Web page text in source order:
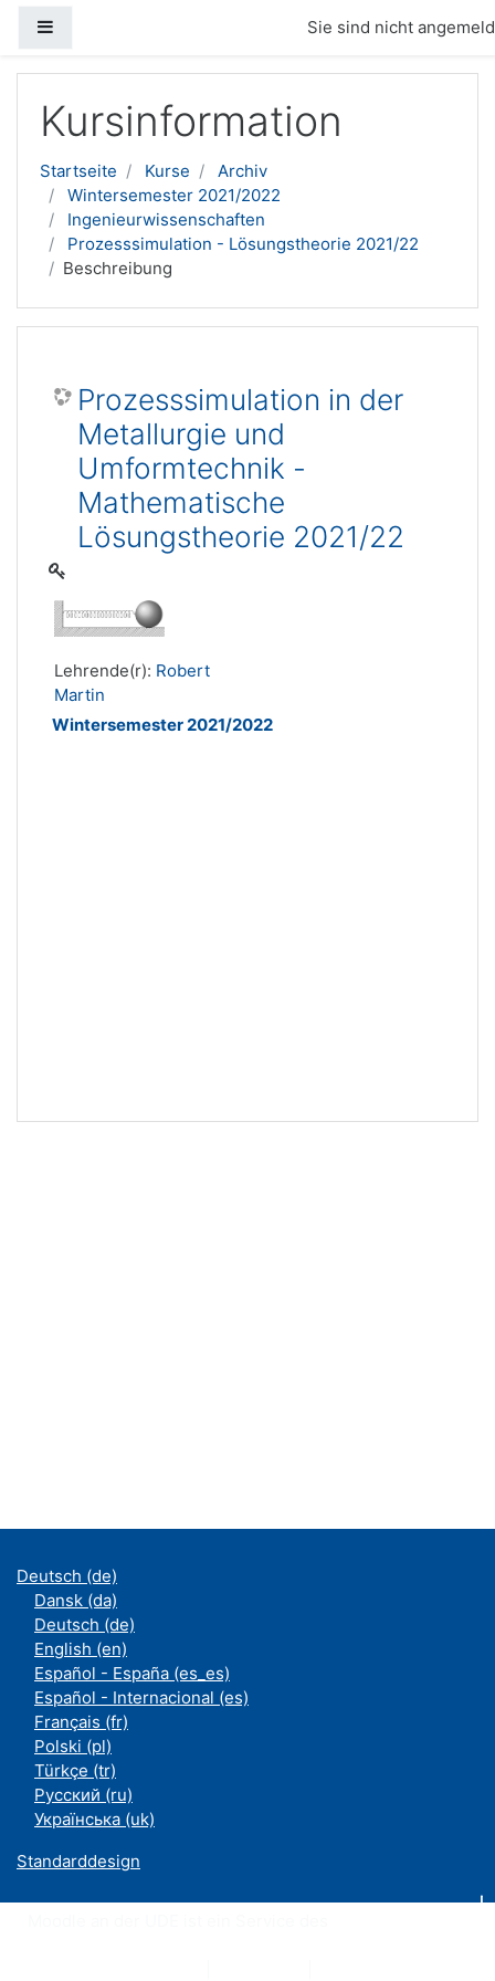
Sie sind nicht
Kursinformation
Startseite Kurse
Archiv
Wintersemester 2021/2022
Ingenieurwissenschaften
Prozesssimulation - Lösungstheorie 2021/22
Beschreibung
Prozesssimulation in der
Metallurgie und
Umformtechnik -
Mathematische
Lösungstheorie 2021/22
Lehrende(r): Robert
Martin
Wintersemester 2021/2022
Deutsch ‎(de)‎
Dansk ‎(da)‎
Deutsch ‎(de)‎
English ‎(en)‎
Español - España ‎(es_es)‎
Español - Internacional ‎(es)‎
Français ‎(fr)‎
Polski ‎(pl)‎
Türkçe ‎(tr)‎
Русский ‎(ru)‎
Українська ‎(uk)‎
Standarddesign